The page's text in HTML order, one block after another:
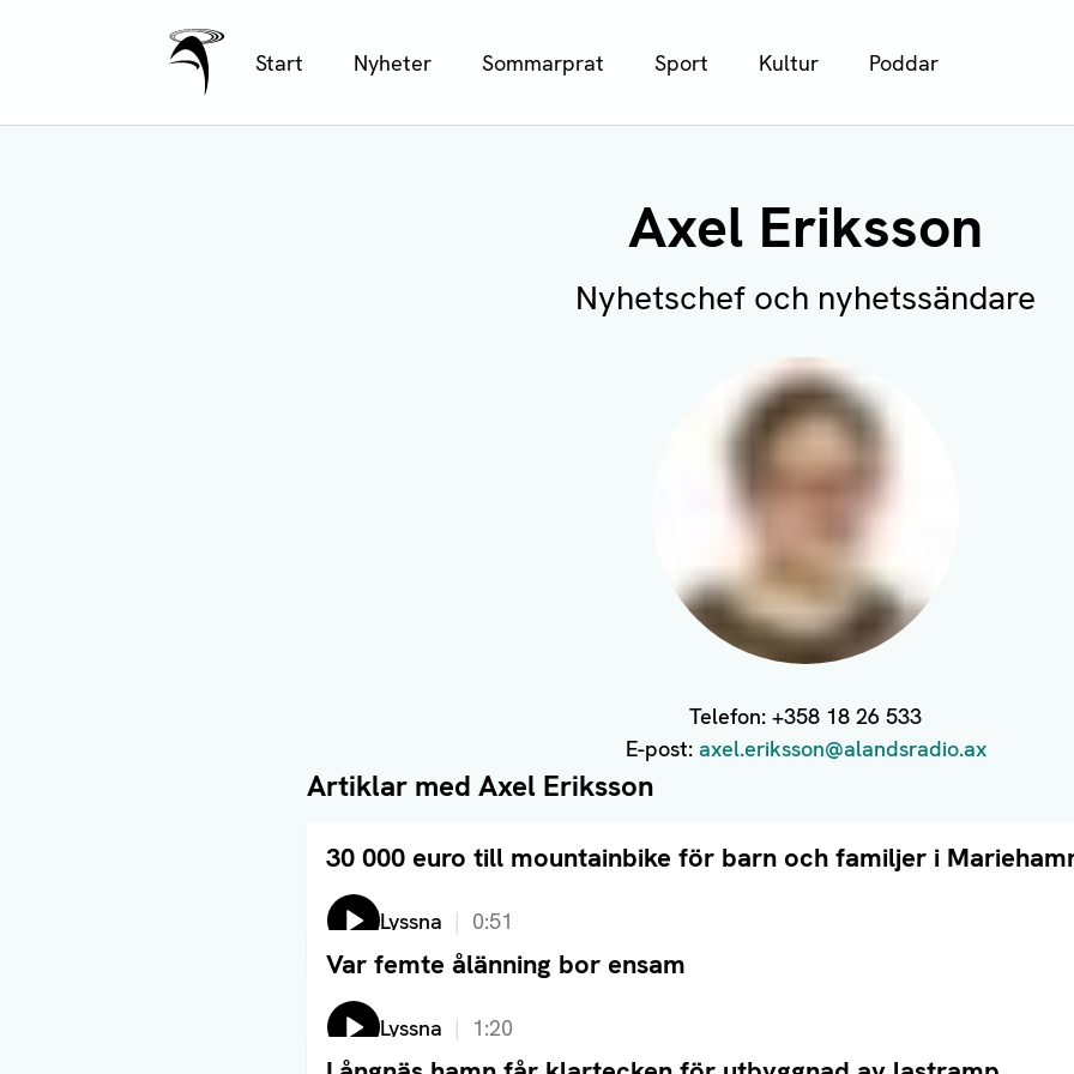
Ålands Radio & TV
Start Nyheter Sommarprat Sport Kultur Poddar
Axel Eriksson
Nyhetschef och nyhetssändare
Telefon: +358 18 26 533
E-post: axel.eriksson@alandsradio.ax
Artiklar med Axel Eriksson
30 000 euro till mountainbike för barn och familjer i
Läs artikel
Lyssna på:
Lyssna 0:51
Var femte ålänning bor ensam
Läs artikel
Lyssna 1:20
Läs artikel